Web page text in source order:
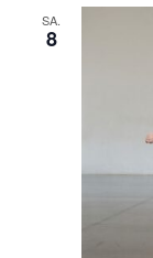
SA.
8